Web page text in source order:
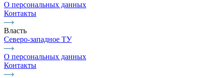
О персональных данных
Контакты
Власть
Северо-западное ТУ
О персональных данных
Контакты